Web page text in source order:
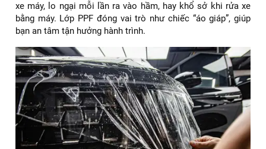
xe máy, lo ngại mỗi lần ra vào hầm, hay khổ sở khi rửa xe
bằng máy. Lớp PPF đóng vai trò như chiếc “áo giáp”, giúp
bạn an tâm tận hưởng hành trình.